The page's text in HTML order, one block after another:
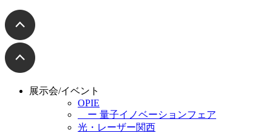
展示会/イベント
OPIE
ー 量子イノベーションフェア
光・レーザー関西